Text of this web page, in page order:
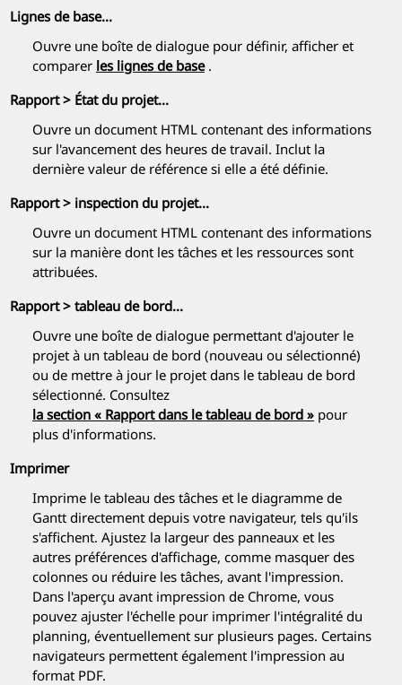
Lignes de base...
Ouvre une boîte de dialogue pour définir, afficher et
comparer les lignes de base.
Rapport > État du projet...
Ouvre un document HTML contenant des informations
sur l'avancement des heures de travail. Inclut la
dernière valeur de référence si elle a été définie.
Rapport > inspection du projet...
Ouvre un document HTML contenant des informations
sur la manière dont les tâches et les ressources sont
attribuées.
Rapport > tableau de bord...
Ouvre une boîte de dialogue permettant d'ajouter le
projet à un tableau de bord (nouveau ou sélectionné)
ou de mettre à jour le projet dans le tableau de bord
sélectionné. Consultez
la section « Rapport dans le tableau de bord » pour
plus d'informations.
Imprimer
Imprime le tableau des tâches et le diagramme de
Gantt directement depuis votre navigateur, tels qu'ils
s'affichent. Ajustez la largeur des panneaux et les
autres préférences d'affichage, comme masquer des
colonnes ou réduire les tâches, avant l'impression.
Dans l'aperçu avant impression de Chrome, vous
pouvez ajuster l'échelle pour imprimer l'intégralité du
planning, éventuellement sur plusieurs pages. Certains
navigateurs permettent également l'impression au
format PDF.